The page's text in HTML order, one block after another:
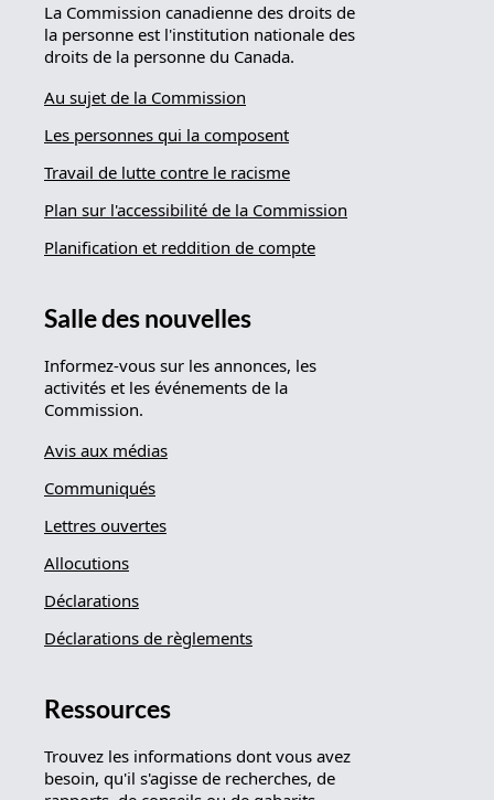
La Commission canadienne des droits de
la personne est l'institution nationale des
droits de la personne du Canada.
Au sujet de la Commission
Les personnes qui la composent
Travail de lutte contre le racisme
Plan sur l'accessibilité de la Commission
Planification et reddition de compte
Salle des nouvelles
Informez-vous sur les annonces, les
activités et les événements de la
Commission.
Avis aux médias
Communiqués
Lettres ouvertes
Allocutions
Déclarations
Déclarations de règlements
Ressources
Trouvez les informations dont vous avez
besoin, qu'il s'agisse de recherches, de